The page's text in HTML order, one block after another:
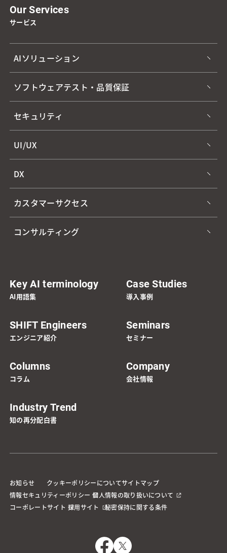
Our Services
サービス
AIソリューション
ソフトウェアテスト・品質保証
セキュリティ
UI/UX
DX
カスタマーサクセス
コンサルティング
Key AI terminology
AI用語集
Case Studies
導入事例
SHIFT Engineers
エンジニア紹介
Seminars
セミナー
Columns
コラム
Company
会社情報
Industry Trend
知の再分配白書
お知らせ クッキーポリシーについてサイトマップ
情報セキュリティーポリシー 個人情報の取り扱いについて
コーポレートサイト 採用サイト 秘密保持に関する条件